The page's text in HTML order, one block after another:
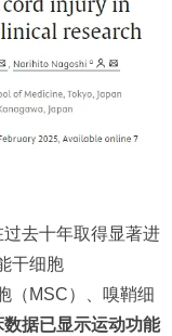
去十年取得显著进
干细胞
（MSC）、嗅鞘细
据已显示运动功能